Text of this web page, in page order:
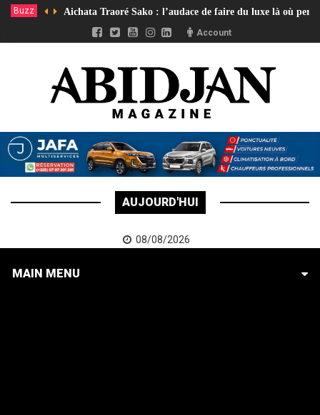
Buzz Aichata Traoré Sako : l’audace de faire du luxe là où
Account
AUJOURD'HUI
08/08/2026
MAIN MENU